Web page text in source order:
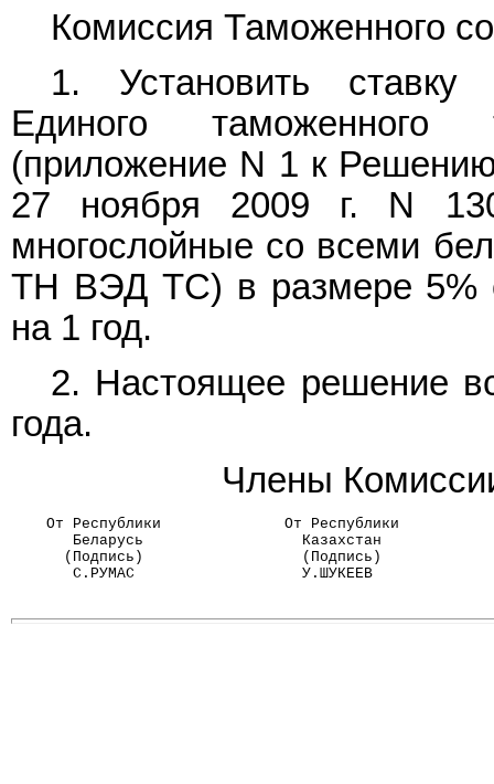
Комиссия Таможенного
1. Установить
Единого
(приложение N 1 к
27 ноября 2009 г. N
многослойные со всеми
ТН ВЭД ТС) в размере 5%
на 1 год.
2. Настоящее решение
года.
Члены
От Республики              От Республики
Беларусь                  Казахстан
(Подпись)                  (Подпись)
С.РУМАС                   У.ШУКЕЕВ